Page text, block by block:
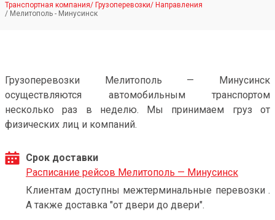
Транспортная компания/ Грузоперевозки/ Направления
/ Мелитополь - Минусинск
Грузоперевозки Мелитополь — Минусинск
осуществляются автомобильным транспортом
несколько раз в неделю. Мы принимаем груз от
физических лиц и компаний.
Срок доставки
Расписание рейсов Мелитополь — Минусинск
Клиентам доступны межтерминальные перевозки .
А также доставка "от двери до двери".